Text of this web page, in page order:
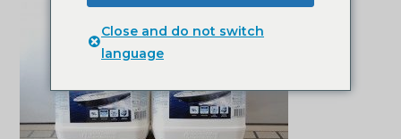
Close and do not switch
language